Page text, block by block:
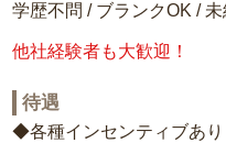
学歴不問 / ブランクOK /
他社経験者も大歓迎！
待遇
◆各種インセンティブあり